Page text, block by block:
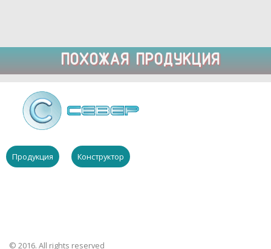
ПОХОЖАЯ ПРОДУКЦИЯ
Продукция Конструктор
© 2016. All rights reserved